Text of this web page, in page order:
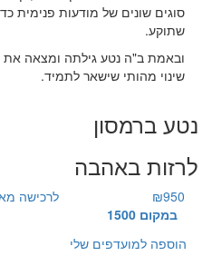
סוגים שונים של מודעות פנימית
שתוקע.
ובאמת ב"ה נטע גילתה ומצאה את
שינוי מהותי שישאר לתמיד.
נטע ברמסון
לרזות באהבה
לרכישה
₪950
במקום 1500
הוספה למועדפים שלי